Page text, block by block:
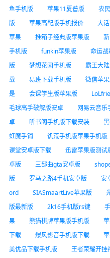
鱼手机版
苹果11夏普版 农
版
苹果高配版手机报价 大
苹果
推箱子经典版苹果版
手机版
funkin苹果版 命运战
版
梦想花园手机版 霸王大
载
易班下载手机版 微信苹
是
会课学生版苹果版
毛球高手破解版安卓
网易云音乐
卓
听书阁手机版下载安装
虹魔手镯
饥荒手机版苹果手机版
课堂安卓版下载
迅雷苹果版测试
卓版
三部曲gta安卓版
版
罗马之路4手机安卓版 安
ord
SIASmaartLive苹果版
版最新版
2k16手机版rs键
果
熊猫棋牌苹果版手机版
下载
爆风影音手机版下载
美优品下载手机版
王者荣耀开挂